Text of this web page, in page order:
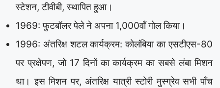
स्टेशन, टीवीबी, स्थापित हुआ।
1969: फुटबॉलर पेले ने अपना 1,000वाँ गोल किया।
1996: अंतरिक्ष शटल कार्यक्रम: कोलंबिया का एसटीएस-80
पर प्रक्षेपण, जो 17 दिनों का कार्यक्रम का सबसे लंबा मिशन
था। इस मिशन पर, अंतरिक्ष यात्री स्टोरी मुस्ग्रेव सभी पाँच